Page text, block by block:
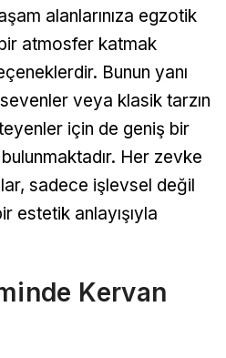
alanlarınıza egzotik
atmosfer katmak
Bunun yanı
veya klasik tarzın
için de geniş bir
Her zevke
sadece işlevsel değil
estetik anlayışıyla
Kervan